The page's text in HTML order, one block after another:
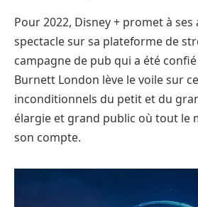
Pour 2022, Disney + promet à
spectacle sur sa plateforme de
campagne de pub qui a été confié
Burnett London lève le voile sur
inconditionnels du petit et du
élargie et grand public où tout le
son compte.